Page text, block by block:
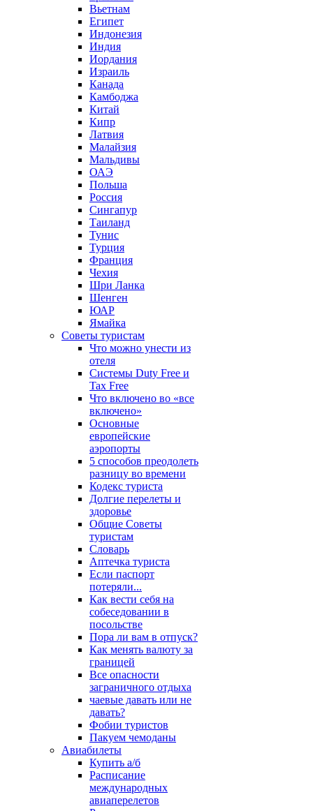
Вьетнам
Египет
Индонезия
Индия
Иордания
Израиль
Канада
Камбоджа
Китай
Кипр
Латвия
Малайзия
Мальдивы
ОАЭ
Польша
Россия
Сингапур
Таиланд
Тунис
Турция
Франция
Чехия
Шри Ланка
Шенген
ЮАР
Ямайка
Советы туристам
Что можно унести из
отеля
Системы Duty Free и
Tax Free
Что включено во «все
включено»
Основные
европейские
аэропорты
5 способов преодолеть
разницу во времени
Кодекс туриста
Долгие перелеты и
здоровье
Общие Советы
туристам
Словарь
Аптечка туриста
Если паспорт
потеряли...
Как вести себя на
собеседовании в
посольстве
Пора ли вам в отпуск?
Как менять валюту за
границей
Все опасности
заграничного отдыха
чаевые давать или не
давать?
Фобии туристов
Пакуем чемоданы
Авиабилеты
Купить а/б
Расписание
международных
авиаперелетов